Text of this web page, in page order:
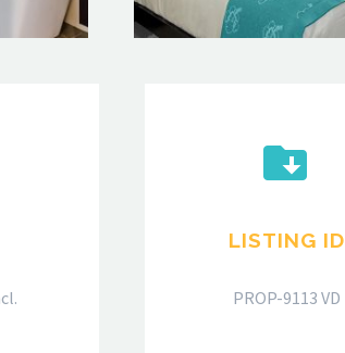


LISTING ID
PROP-9113 VD